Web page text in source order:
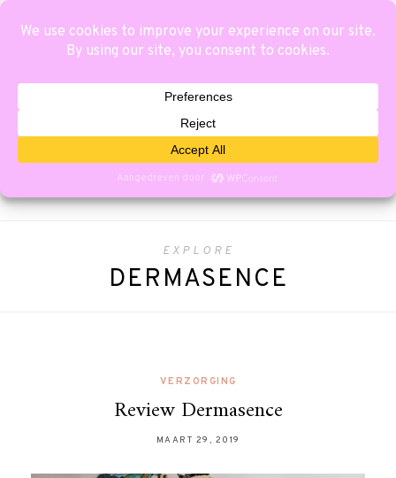
EXPLORE
DERMASENCE
VERZORGING
Review Dermasence
MAART 29, 2019